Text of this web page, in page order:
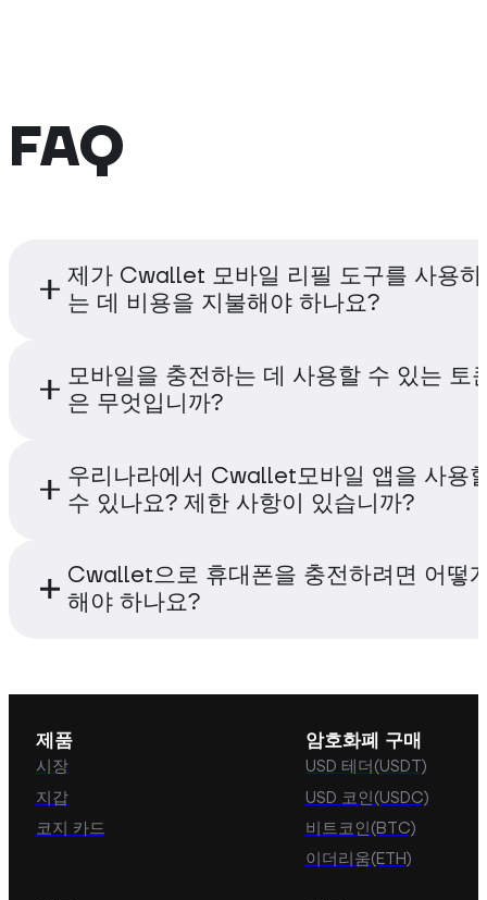
FAQ
제가 Cwallet 모바일 리필 도구를 사용하
는 데 비용을 지불해야 하나요?
아니요, 비용을 지불할 필요가 없습니다.
임 충전 도구는 완전히 무료로 사용할 수 있습
모바일을 충전하는 데 사용할 수 있는 토
은 무엇입니까?
Cwallet 내에서 사용 가능한 500개 이상의 토
바일을 충전할 수 있습니다. 앞으로는 최신 트
우리나라에서 Cwallet모바일 앱을 사용
수 있나요? 제한 사항이 있습니까?
언제 어디서나 Cwallet 에어타임 충전 도구를
있습니다. 제한 사항은 없습니다.
Cwallet으로 휴대폰을 충전하려면 어떻
해야 하나요?
모바일을 쉽게 충전할 수 있습니다. <a
refills/how-to-top-up-my-mobile-via-
target='_blance'>가이드 참조 보기 </a>
제품
시장
지갑
코지 카드
암호화폐 구매
USD 테더(USDT)
USD 코인(USDC)
비트코인(BTC)
이더리움(ETH)